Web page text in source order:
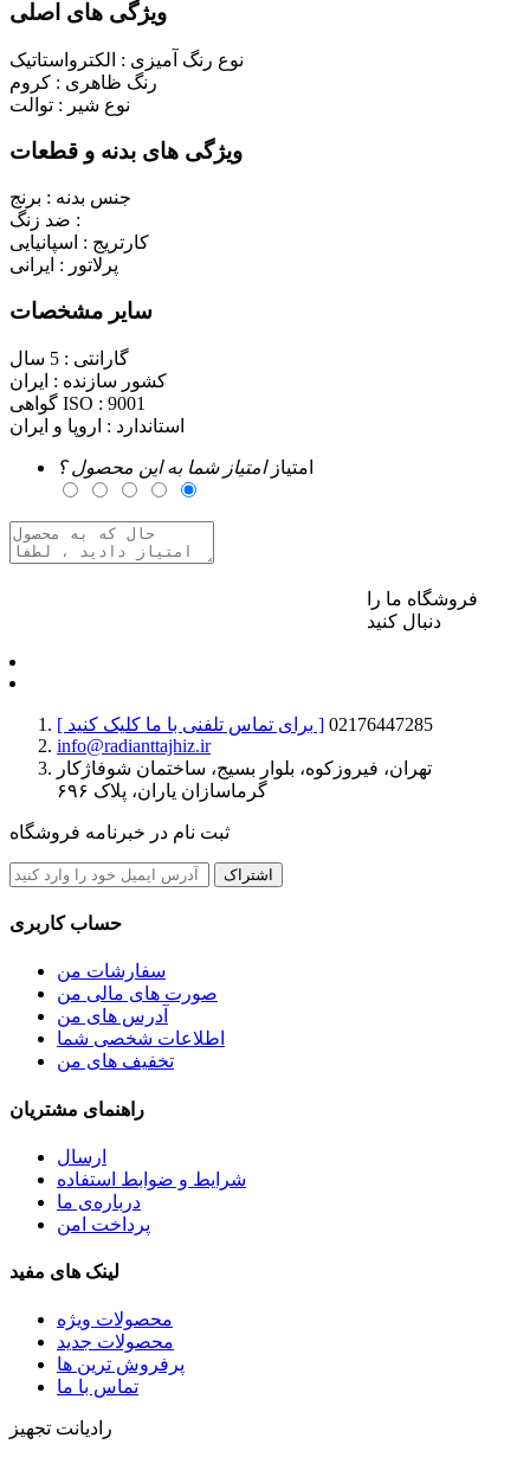
ویژگی های اصلی
نوع رنگ آمیزی : الکترواستاتیک
رنگ ظاهری : کروم
نوع شیر : توالت
ویژگی های بدنه و قطعات
جنس بدنه : برنج
ضد زنگ :
کارتریج : اسپانیایی
پرلاتور : ایرانی
سایر مشخصات
گارانتی : 5 سال
کشور سازنده : ایران
گواهی ISO : 9001
استاندارد : اروپا و ایران
امتیازامتیاز شما به این محصول ؟
فروشگاه ما را
دنبال کنید
[ برای تماس تلفنی با ما کلیک کنید ] 02176447285
info@radianttajhiz.ir
تهران، فیروزکوه، بلوار بسیج، ساختمان شوفاژکار
گرماسازان یاران، پلاک ۶۹۶
ثبت نام در خبرنامه فروشگاه
اشتراک
حساب کاربری
سفارشات من
صورت های مالی من
آدرس های من
اطلاعات شخصی شما
تخفیف های من
راهنمای مشتریان
ارسال
شرایط و ضوابط استفاده
درباره‌ی ما
پرداخت امن
لینک های مفید
محصولات ویژه
محصولات جدید
پرفروش ترین‌ ها
تماس با ما
رادیانت تجهیز